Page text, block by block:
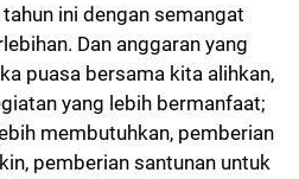
ini dengan semangat
Dan anggaran yang
puasa bersama kita alihkan,
yang lebih bermanfaat;
membutuhkan, pemberian
pemberian santunan untuk